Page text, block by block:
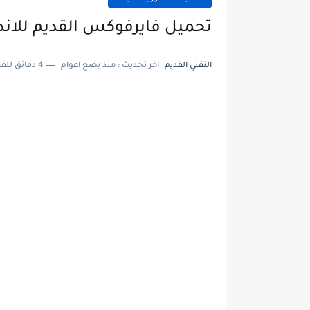
تحميل فايرفوكس القديم
التقني القديم اخر تحديث : منذ بضع اعوام 4 دقائق للقراءة